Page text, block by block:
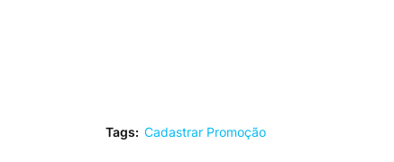
Tags: Cadastrar Promoção